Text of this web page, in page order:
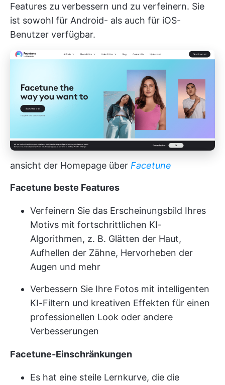
Features zu verbessern und zu verfeinern. Sie
ist sowohl für Android- als auch für iOS-
Benutzer verfügbar.
ansicht der Homepage über Facetune
Facetune beste Features
Verfeinern Sie das Erscheinungsbild Ihres
Motivs mit fortschrittlichen KI-
Algorithmen, z. B. Glätten der Haut,
Aufhellen der Zähne, Hervorheben der
Augen und mehr
Verbessern Sie Ihre Fotos mit intelligenten
KI-Filtern und kreativen Effekten für einen
professionellen Look oder andere
Verbesserungen
Facetune-Einschränkungen
Es hat eine steile Lernkurve, die die